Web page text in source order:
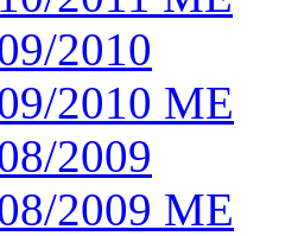
2010
2010 ME
2009
2009 ME